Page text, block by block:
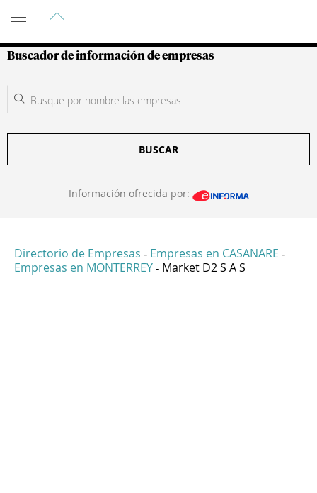
Guía de Empresas Colombianas
Buscador de información de empresas
BUSCAR
Información ofrecida por:
Directorio de Empresas - Empresas en CASANARE -
Empresas en MONTERREY - Market D2 S A S